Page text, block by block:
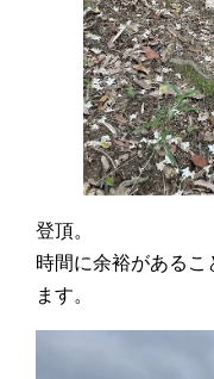
登頂。
時間に余裕がある
ます。